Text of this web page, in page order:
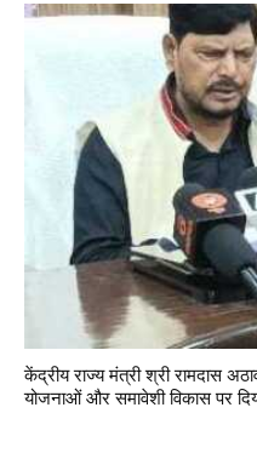
केंद्रीय राज्य मंत्री श्री रामदास
योजनाओं और समावेशी विकास पर